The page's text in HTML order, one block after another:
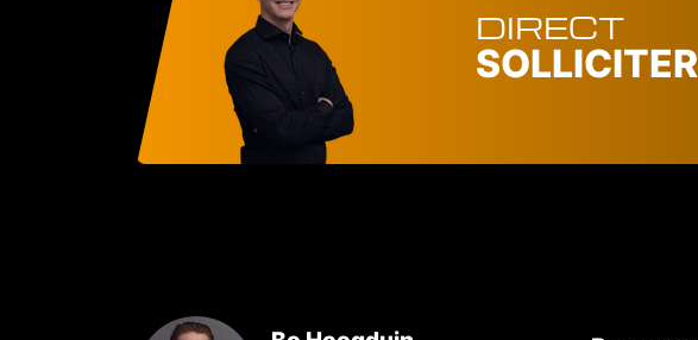
DIRECT